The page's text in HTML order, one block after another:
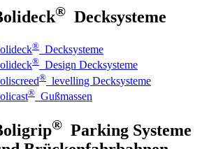
® Decksysteme
® Decksysteme
® Design Decksysteme
® levelling Decksysteme
® Gußmassen
® Parking Systeme